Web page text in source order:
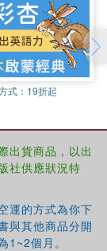
式： 19折起
出貨商品，以出
社供應狀況特
運的方式為你下
與其他商品分開
1~2個月。